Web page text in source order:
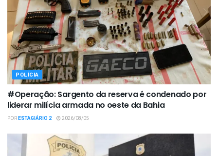
POLÍCIA
#Operação: Sargento da reserva é condenado por
liderar milícia armada no oeste da Bahia
PORESTAGIÁRIO 2 2026/08/05